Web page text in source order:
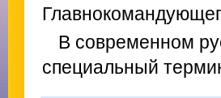
В современном
специальный